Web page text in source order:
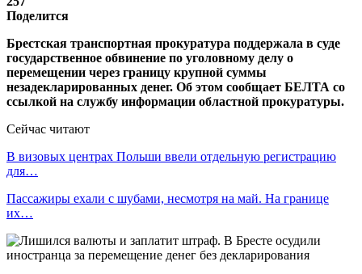
Поделится
Брестская транспортная прокуратура поддержала в суде
государственное обвинение по уголовному делу о
перемещении через границу крупной суммы
незадекларированных денег. Об этом сообщает БЕЛТА со
ссылкой на службу информации областной прокуратуры.
Сейчас читают
В визовых центрах Польши ввели отдельную регистрацию
для…
Пассажиры ехали с шубами, несмотря на май. На границе
их…